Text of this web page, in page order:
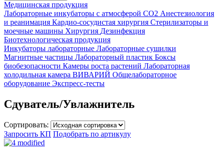
Медицинская продукция
Лабораторные инкубаторы с атмосферой CO2 Анестезиология
и реанимация Кардио-сосудистая хирургия Стерилизаторы и
моечные машины Хирургия Дезинфекция
Биотехнологическая продукция
Инкубаторы лабораторные Лабораторные сушилки
Магнитные частицы Лабораторный пластик Боксы
биобезопасности Камеры роста растений Лабораторная
холодильная камера ВИВАРИЙ Общелабораторное
оборудование Экспресс-тесты
Сдуватель/Увлажнитель
Сортировать:
Запросить КП Подобрать по артикулу